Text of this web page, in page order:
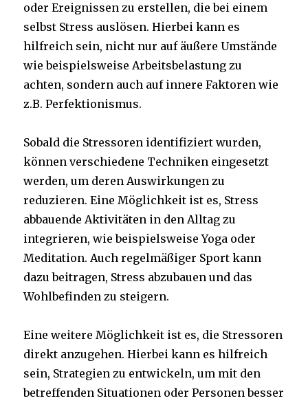
oder Ereignissen zu erstellen, die bei einem
selbst Stress auslösen. Hierbei kann es
hilfreich sein, nicht nur auf äußere Umstände
wie beispielsweise Arbeitsbelastung zu
achten, sondern auch auf innere Faktoren wie
z.B. Perfektionismus.
Sobald die Stressoren identifiziert wurden,
können verschiedene Techniken eingesetzt
werden, um deren Auswirkungen zu
reduzieren. Eine Möglichkeit ist es, Stress
abbauende Aktivitäten in den Alltag zu
integrieren, wie beispielsweise Yoga oder
Meditation. Auch regelmäßiger Sport kann
dazu beitragen, Stress abzubauen und das
Wohlbefinden zu steigern.
Eine weitere Möglichkeit ist es, die Stressoren
direkt anzugehen. Hierbei kann es hilfreich
sein, Strategien zu entwickeln, um mit den
betreffenden Situationen oder Personen besser